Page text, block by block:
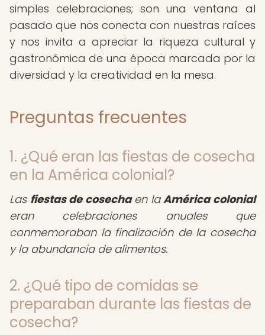
simples celebraciones; son una ventana al
pasado que nos conecta con nuestras raíces
y nos invita a apreciar la riqueza cultural y
gastronómica de una época marcada por la
diversidad y la creatividad en la mesa.
Preguntas frecuentes
1. ¿Qué eran las fiestas de cosecha
en la América colonial?
Las fiestas de cosechaen laAmérica colonial
eran celebraciones anuales que
conmemoraban la finalización de la cosecha
y la abundancia de alimentos.
2. ¿Qué tipo de comidas se
preparaban durante las fiestas de
cosecha?